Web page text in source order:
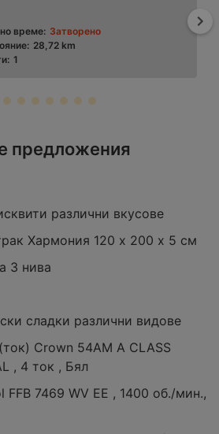
време: Затворено
28,72 km
1
Park Vidin, бул. „Панония“ 43,
време:
27,29 km
предложения
различни вкусове
Хармония 120 х 200 х 5 см
3 нива
сладки различни видове
Crown 54AM A CLASS
, 4 ток , Бял
FFB 7469 WV EE , 1400 об./мин.,